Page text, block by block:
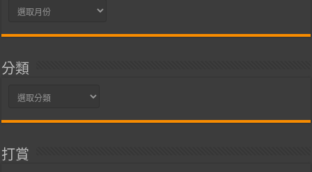
彙
分類
分
打賞